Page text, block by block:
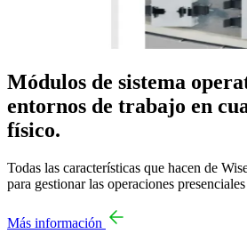
Módulos de sistema
entornos de trabajo en
físico.
Todas las características que hacen de
para gestionar las operaciones
Más información